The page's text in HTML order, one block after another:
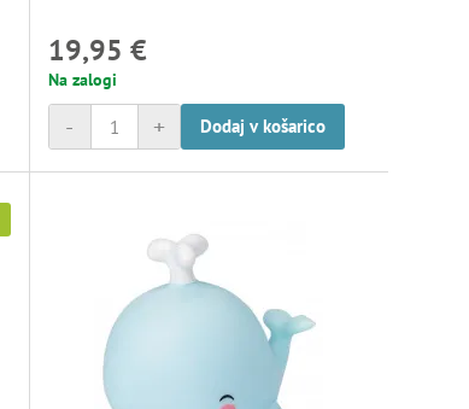
19,95 €
Na zalogi
+
- Dodaj v košarico